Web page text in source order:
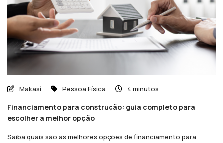
Makasí Pessoa Física 4 minutos
Financiamento para construção: guia completo para
escolher a melhor opção
Saiba quais são as melhores opções de financiamento para